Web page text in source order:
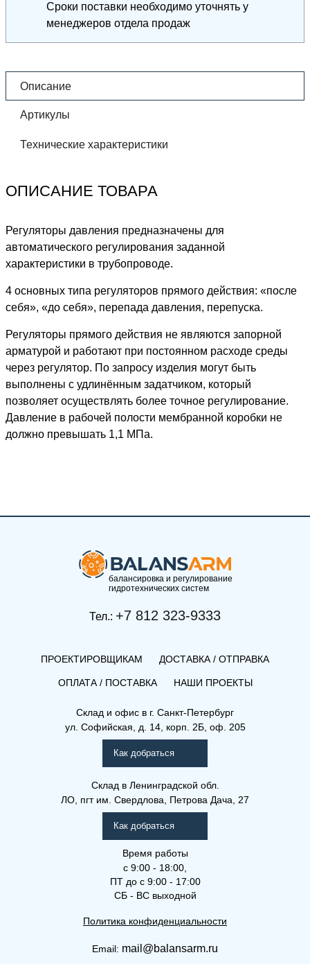
Сроки поставки необходимо уточнять у
менеджеров отдела продаж
Описание
Артикулы
Технические характеристики
ОПИСАНИЕ ТОВАРА
Регуляторы давления предназначены для
автоматического регулирования заданной
характеристики в трубопроводе.
4 основных типа регуляторов прямого действия: «после
себя», «до себя», перепада давления, перепуска.
Регуляторы прямого действия не являются запорной
арматурой и работают при постоянном расходе среды
через регулятор. По запросу изделия могут быть
выполнены с удлинённым задатчиком, который
позволяет осуществлять более точное регулирование.
Давление в рабочей полости мембранной коробки не
должно превышать 1,1 МПа.
балансировка и регулирование
гидротехнических систем
Тел.: +7 812 323-9333
ПРОЕКТИРОВЩИКАМ ДОСТАВКА / ОТПРАВКА
ОПЛАТА / ПОСТАВКА НАШИ ПРОЕКТЫ
Склад и офис в г. Санкт-Петербург
ул. Софийская, д. 14, корп. 2Б, оф. 205
Как добраться
Склад в Ленинградской обл.
ЛО, пгт им. Свердлова, Петрова Дача, 27
Как добраться
Время работы
с 9:00 - 18:00,
ПТ до с 9:00 - 17:00
СБ - ВС выходной
Политика конфиденциальности
Email: mail@balansarm.ru